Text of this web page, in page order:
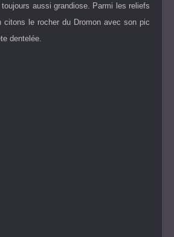
aussi grandiose. Parmi les reliefs
citons le rocher du Dromon avec son pic
dentelée.